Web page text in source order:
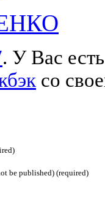
. У Вас
со
be published) (required)